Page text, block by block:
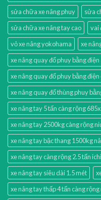
sửa chữa xe nâng phuy
sửa
sửa chữa xe nâng tay cao
vai
vỏ xe nâng yokohama
xe
xe nâng quay đổ phuy bằng
xe nâng quay đổ phuy bằng
xe nâng quay đổ thùng phuy
xe nâng tay 5 tấn càng rộng
xe nâng tay 2500kg càng rộng
xe nâng tay bậc thang 1500kg
xe nâng tay càng rộng 2.5 tấn
xe nâng tay siêu dài 1.5 mét
xe nâng tay thấp 4 tấn càng